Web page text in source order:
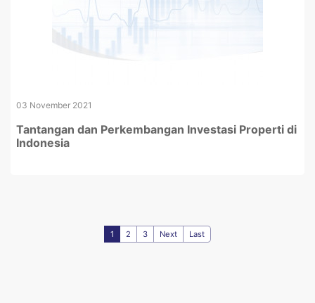
03 November 2021
Tantangan dan Perkembangan Investasi Properti di
Indonesia
1 2 3 Next Last